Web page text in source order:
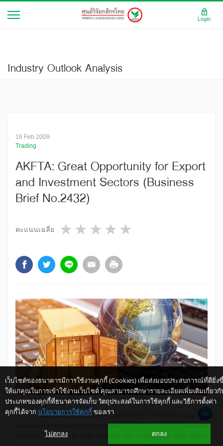
Industry Outlook Analysis
16 Feb 2009
Trading
AKFTA: Great Opportunity for Export
and Investment Sectors (Business
Brief No.2432)
คะแนนเฉลี่ย 4 stars
3 stars
2 stars
1 star
The Bank of Korea (the central bank of the South Korean)
announced a decrease in their policy rate by 0.5 percent to 2 percent on
February 12, 2009, to cope with the first recession in more than a
เว็บไซต์ของธนาคารมีการใช้งานคุกกี้ (Cookies) เพื่อส่งมอบประสบการณ์ที่ดียิ่ง
ให้แก่คุณในการเข้าใช้งานเว็บไซต์ คุณสามารถศึกษารายละเอียดเพิ่มเติมเกี่ยวกั
ประเภทของคุกกี้ที่ธนาคารจัดเก็บ วัตถุประสงค์ในการใช้คุกกี้ และวิธีการตั้งค่า
คุกกี้ได้จาก นโยบายการใช้คุกกี้ ของเรา
ไม่ตกลง ตกลง
Login